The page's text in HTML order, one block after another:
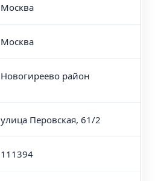
Москва
Москва
Новогиреево район
улица Перовская, 61/2
111394